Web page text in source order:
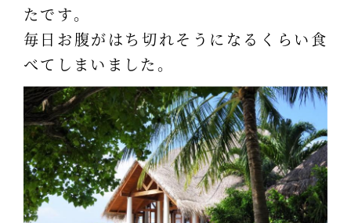
たです。
毎日お腹がはち切れそうになるくらい食
べてしまいました。